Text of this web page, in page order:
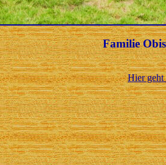
Familie
Hier geht